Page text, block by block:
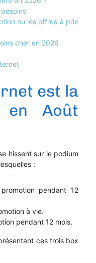
ou les offres à prix
cher en 2026
est la
en Août
hissent sur le podium
:
pendant 12
à vie.
pendant 12 mois.
ces trois box